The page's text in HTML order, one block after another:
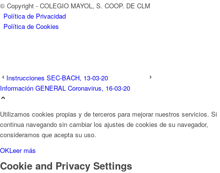
© Copyright - COLEGIO MAYOL, S. COOP. DE CLM
Política de Privacidad
Política de Cookies
Instrucciones SEC-BACH, 13-03-20
Información GENERAL Coronavirus, 16-03-20
Utilizamos cookies propias y de terceros para mejorar nuestros servicios. Si
continua navegando sin cambiar los ajustes de cookies de su navegador,
consideramos que acepta su uso.
OKLeer más
Cookie and Privacy Settings